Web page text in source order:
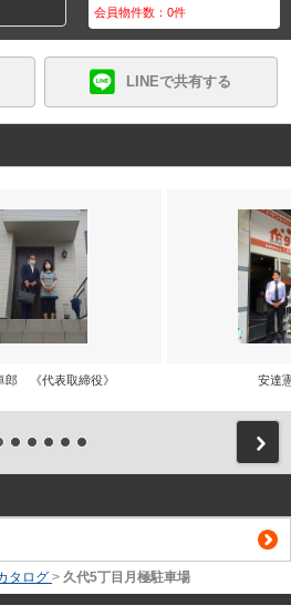
会員物件数：0件
LINEで共有する
郎 《代表取締役》 安達
タログ > 久代5丁目月極駐車場